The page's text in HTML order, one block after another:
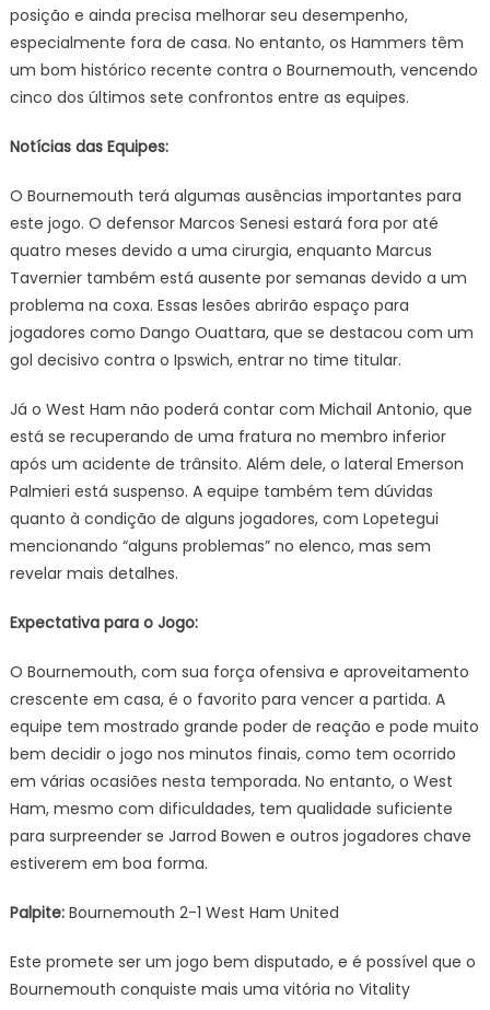
posição e ainda precisa melhorar seu desempenho,
especialmente fora de casa. No entanto, os Hammers têm
um bom histórico recente contra o Bournemouth, vencendo
cinco dos últimos sete confrontos entre as equipes.
Notícias das Equipes:
O Bournemouth terá algumas ausências importantes para
este jogo. O defensor Marcos Senesi estará fora por até
quatro meses devido a uma cirurgia, enquanto Marcus
Tavernier também está ausente por semanas devido a um
problema na coxa. Essas lesões abrirão espaço para
jogadores como Dango Ouattara, que se destacou com um
gol decisivo contra o Ipswich, entrar no time titular.
Já o West Ham não poderá contar com Michail Antonio, que
está se recuperando de uma fratura no membro inferior
após um acidente de trânsito. Além dele, o lateral Emerson
Palmieri está suspenso. A equipe também tem dúvidas
quanto à condição de alguns jogadores, com Lopetegui
mencionando “alguns problemas” no elenco, mas sem
revelar mais detalhes.
Expectativa para o Jogo:
O Bournemouth, com sua força ofensiva e aproveitamento
crescente em casa, é o favorito para vencer a partida. A
equipe tem mostrado grande poder de reação e pode muito
bem decidir o jogo nos minutos finais, como tem ocorrido
em várias ocasiões nesta temporada. No entanto, o West
Ham, mesmo com dificuldades, tem qualidade suficiente
para surpreender se Jarrod Bowen e outros jogadores chave
estiverem em boa forma.
Palpite:Bournemouth 2-1 West Ham United
Este promete ser um jogo bem disputado, e é possível que o
Bournemouth conquiste mais uma vitória no Vitality